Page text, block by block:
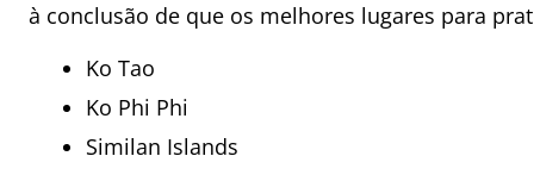
à conclusão de que os melhores lugares para
Ko Tao
Ko Phi Phi
Similan Islands